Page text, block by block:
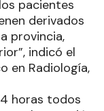
pacientes
derivados
provincia,
indicó el
en Radiología,
horas todos